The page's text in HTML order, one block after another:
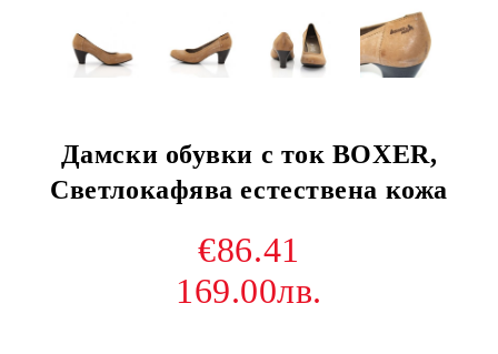
Дамски обувки с ток BOXER,
Светлокафява естествена кожа
€86.41
169.00лв.